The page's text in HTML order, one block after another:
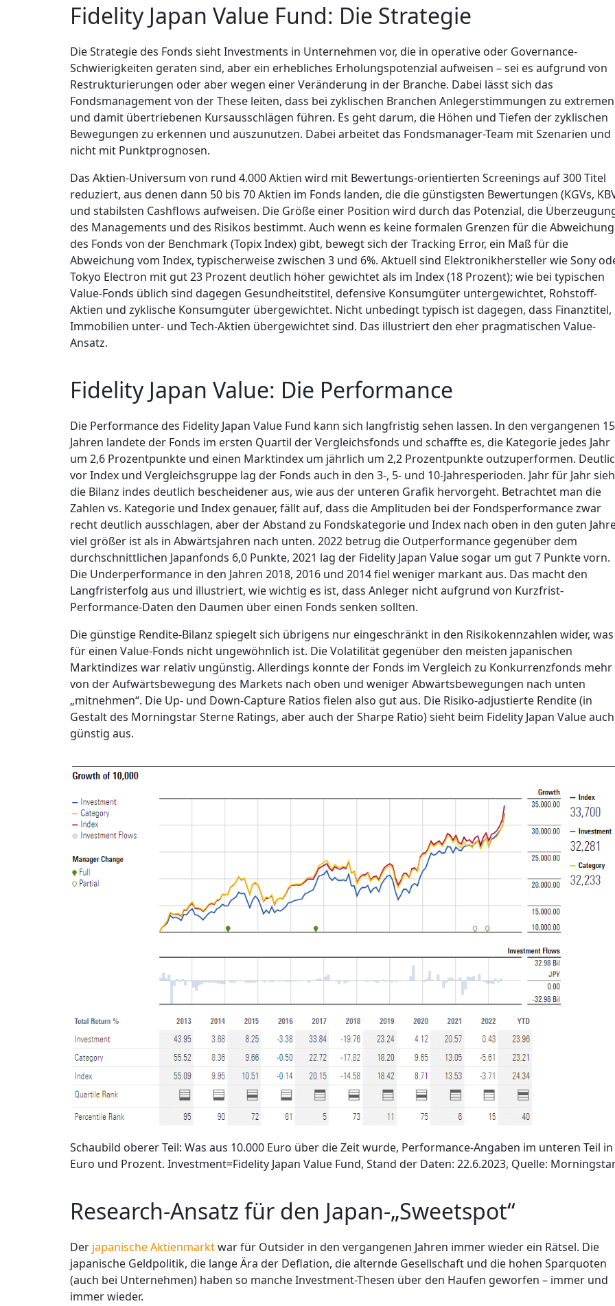
Fidelity Japan Value Fund: Die Strategie
Die Strategie des Fonds sieht Investments in Unternehmen vor, die in operative oder Governance-
Schwierigkeiten geraten sind, aber ein erhebliches Erholungspotenzial aufweisen – sei es aufgrund von
Restrukturierungen oder aber wegen einer Veränderung in der Branche. Dabei lässt sich das
Fondsmanagement von der These leiten, dass bei zyklischen Branchen Anlegerstimmungen zu extremen
und damit übertriebenen Kursausschlägen führen. Es geht darum, die Höhen und Tiefen der zyklischen
Bewegungen zu erkennen und auszunutzen. Dabei arbeitet das Fondsmanager-Team mit Szenarien und
nicht mit Punktprognosen.
Das Aktien-Universum von rund 4.000 Aktien wird mit Bewertungs-orientierten Screenings auf 300 Titel
reduziert, aus denen dann 50 bis 70 Aktien im Fonds landen, die die günstigsten Bewertungen (KGVs,
und stabilsten Cashflows aufweisen. Die Größe einer Position wird durch das Potenzial, die
des Managements und des Risikos bestimmt. Auch wenn es keine formalen Grenzen für die Abweichung
des Fonds von der Benchmark (Topix Index) gibt, bewegt sich der Tracking Error, ein Maß für die
Abweichung vom Index, typischerweise zwischen 3 und 6%. Aktuell sind Elektronikhersteller wie Sony
Tokyo Electron mit gut 23 Prozent deutlich höher gewichtet als im Index (18 Prozent); wie bei typischen
Value-Fonds üblich sind dagegen Gesundheitstitel, defensive Konsumgüter untergewichtet, Rohstoff-
Aktien und zyklische Konsumgüter übergewichtet. Nicht unbedingt typisch ist dagegen, dass Finanztitel,
Immobilien unter- und Tech-Aktien übergewichtet sind. Das illustriert den eher pragmatischen Value-
Ansatz.
Fidelity Japan Value: Die Performance
Die Performance des Fidelity Japan Value Fund kann sich langfristig sehen lassen. In den vergangenen 15
Jahren landete der Fonds im ersten Quartil der Vergleichsfonds und schaffte es, die Kategorie jedes Jahr
um 2,6 Prozentpunkte und einen Marktindex um jährlich um 2,2 Prozentpunkte outzuperformen.
vor Index und Vergleichsgruppe lag der Fonds auch in den 3-, 5- und 10-Jahresperioden. Jahr für Jahr
die Bilanz indes deutlich bescheidener aus, wie aus der unteren Grafik hervorgeht. Betrachtet man die
Zahlen vs. Kategorie und Index genauer, fällt auf, dass die Amplituden bei der Fondsperformance zwar
recht deutlich ausschlagen, aber der Abstand zu Fondskategorie und Index nach oben in den guten
viel größer ist als in Abwärtsjahren nach unten. 2022 betrug die Outperformance gegenüber dem
durchschnittlichen Japanfonds 6,0 Punkte, 2021 lag der Fidelity Japan Value sogar um gut 7 Punkte vorn.
Die Underperformance in den Jahren 2018, 2016 und 2014 fiel weniger markant aus. Das macht den
Langfristerfolg aus und illustriert, wie wichtig es ist, dass Anleger nicht aufgrund von Kurzfrist-
Performance-Daten den Daumen über einen Fonds senken sollten.
Die günstige Rendite-Bilanz spiegelt sich übrigens nur eingeschränkt in den Risikokennzahlen wider, was
für einen Value-Fonds nicht ungewöhnlich ist. Die Volatilität gegenüber den meisten japanischen
Marktindizes war relativ ungünstig. Allerdings konnte der Fonds im Vergleich zu Konkurrenzfonds mehr
von der Aufwärtsbewegung des Markets nach oben und weniger Abwärtsbewegungen nach unten
„mitnehmen“. Die Up- und Down-Capture Ratios fielen also gut aus. Die Risiko-adjustierte Rendite (in
Gestalt des Morningstar Sterne Ratings, aber auch der Sharpe Ratio) sieht beim Fidelity Japan Value auch
günstig aus.
Schaubild oberer Teil: Was aus 10.000 Euro über die Zeit wurde, Performance-Angaben im unteren Teil in
Euro und Prozent. Investment=Fidelity Japan Value Fund, Stand der Daten: 22.6.2023, Quelle:
Research-Ansatz für den Japan-„Sweetspot“
Der japanische Aktienmarktwar für Outsider in den vergangenen Jahren immer wieder ein Rätsel. Die
japanische Geldpolitik, die lange Ära der Deflation, die alternde Gesellschaft und die hohen Sparquoten
(auch bei Unternehmen) haben so manche Investment-Thesen über den Haufen geworfen – immer und
immer wieder.